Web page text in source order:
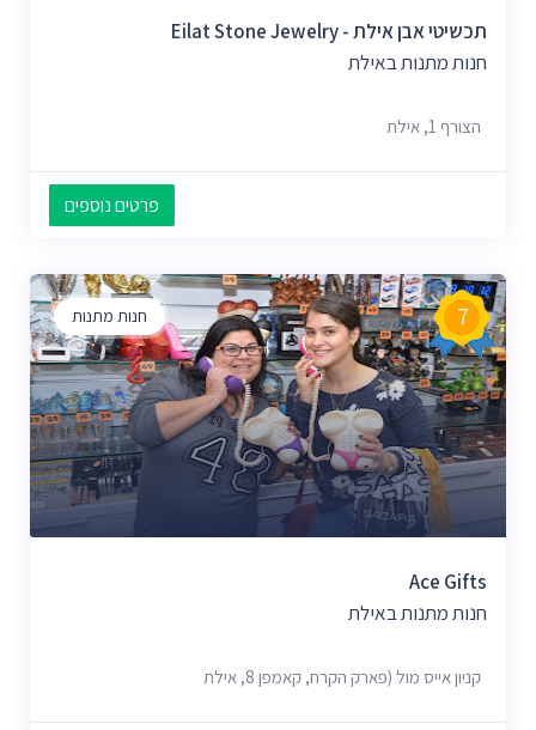
תכשיטי אבן אילת - Eilat Stone Jewelry
חנות מתנות באילת
הצורף 1, אילת
פרטים נוספים
חנות מתנות 7
Ace Gifts
חנות מתנות באילת
קניון אייס מול (פארק הקרח, קאמפן 8, אילת